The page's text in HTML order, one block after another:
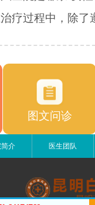
疗过程中，除了
图文问诊
简介 医生团队